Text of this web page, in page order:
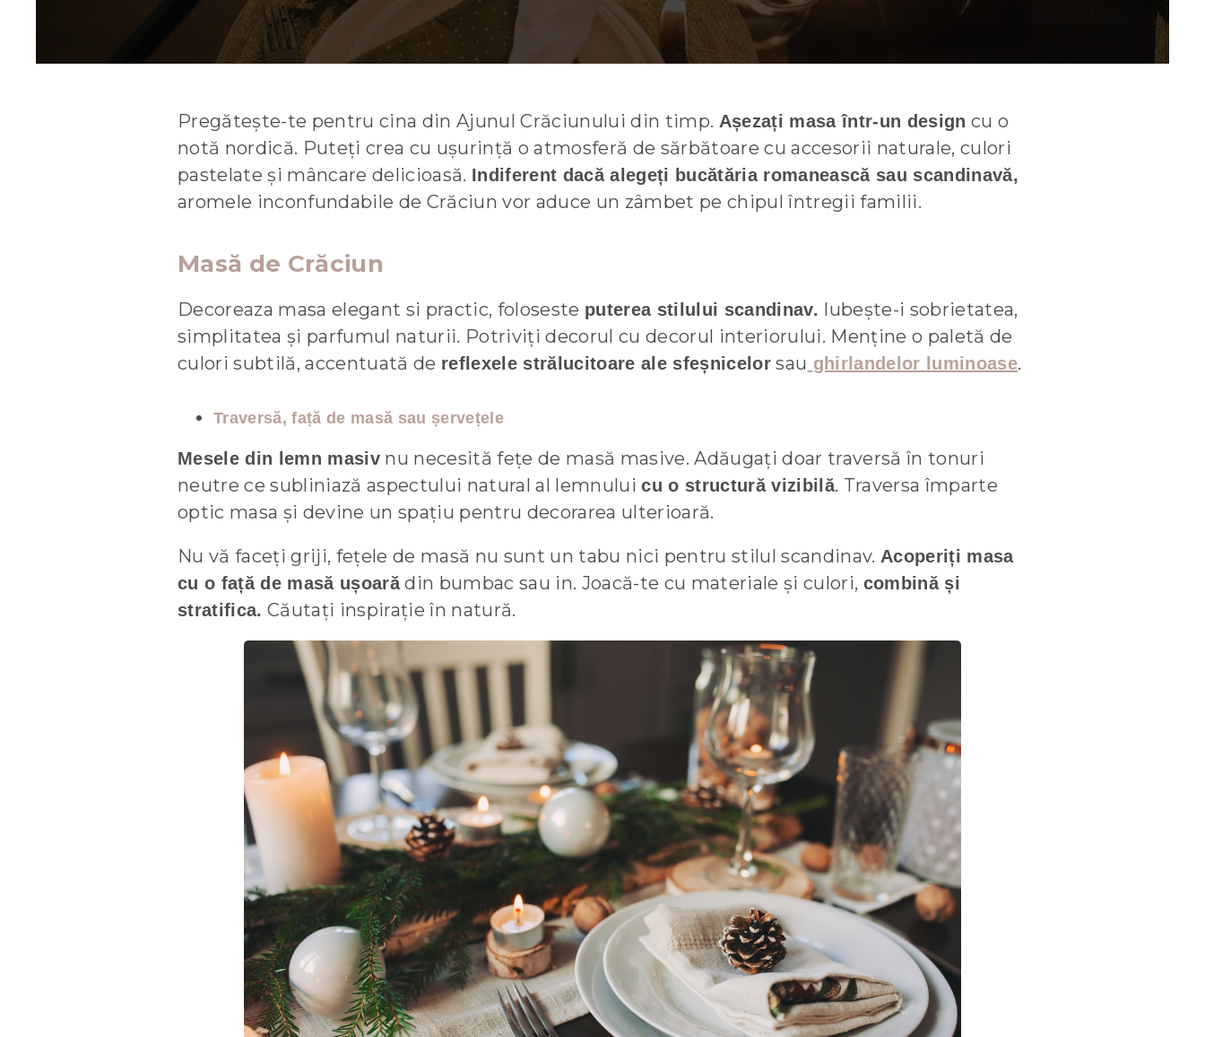
Pregătește-te pentru cina din Ajunul Crăciunului din timp. Așezați masa într-un design cu o
notă nordică. Puteți crea cu ușurință o atmosferă de sărbătoare cu accesorii naturale, culori
pastelate și mâncare delicioasă. Indiferent dacă alegeți bucătăria romanească sau scandinavă,
aromele inconfundabile de Crăciun vor aduce un zâmbet pe chipul întregii familii.
Masă de Crăciun
Decoreaza masa elegant si practic, foloseste puterea stilului scandinav. Iubește-i sobrietatea,
simplitatea și parfumul naturii. Potriviți decorul cu decorul interiorului. Menține o paletă de
culori subtilă, accentuată de reflexele strălucitoare ale sfeșnicelor sau ghirlandelor luminoase.
Traversă, față de masă sau șervețele
Mesele din lemn masiv nu necesită fețe de masă masive. Adăugați doar traversă în tonuri
neutre ce subliniază aspectului natural al lemnuluicu o structură vizibilă. Traversa împarte
optic masa și devine un spațiu pentru decorarea ulterioară.
Nu vă faceți griji, fețele de masă nu sunt un tabu nici pentru stilul scandinav. Acoperiți masa
cu o față de masă ușoarădin bumbac sau in. Joacă-te cu materiale și culori, combină și
stratifica. Căutați inspirație în natură.